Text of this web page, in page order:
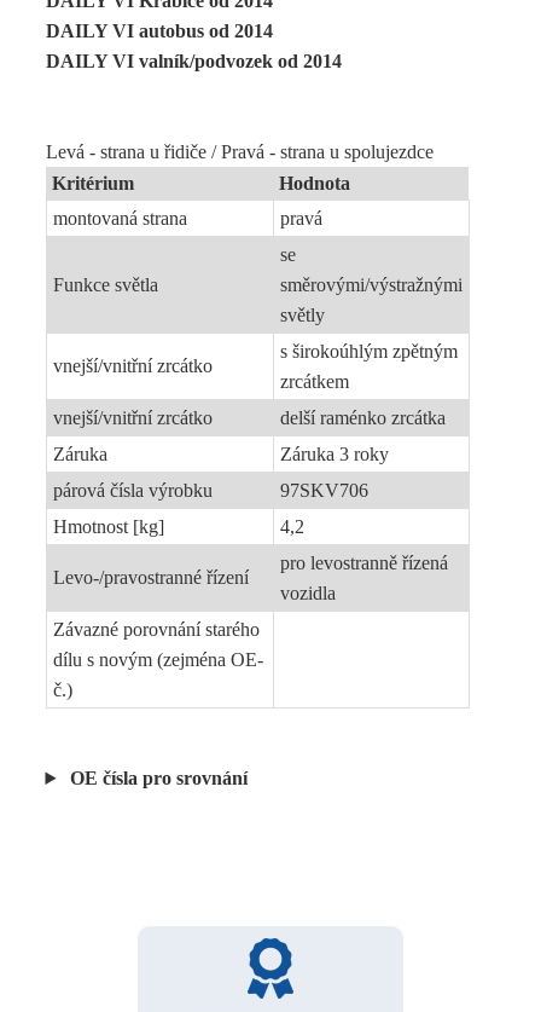
DAILY VI autobus od 2014
DAILY VI valník/podvozek od 2014
Levá - strana u řidiče / Pravá - strana u spolujezdce
Kritérium
Hodnota
montovaná strana
pravá
Funkce světla
se
směrovými/výstražnými
světly
vnejší/vnitřní zrcátko
s širokoúhlým zpětným
zrcátkem
vnejší/vnitřní zrcátko
delší raménko zrcátka
Záruka
Záruka 3 roky
párová čísla výrobku
97SKV706
Hmotnost [kg]
4,2
Levo-/pravostranné řízení
pro levostranně řízená
vozidla
Závazné porovnání starého
dílu s novým (zejména OE-
č.)
OE čísla pro srovnání